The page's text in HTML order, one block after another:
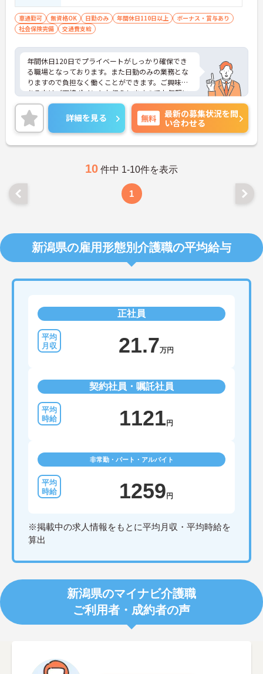
車通勤可 無資格OK 日勤のみ 年間休日110日以上
ボーナス・賞与あり
社会保険完備
交通費支給
年間休日120日でプライベートがしっかり確保でき
る職場となっております。また日勤のみの業務とな
りますので負担なく働くことができます。ご興味の
ある方はご面接ポイントお伝えしますのでお気軽に
お問い合わせください。
詳細を見る 無料
最新の募集状況を問
い合わせる
10 件中 1-10件を表示
1
新潟県の雇用形態別介護職の平均給与
正社員
21.7万円
契約社員・嘱託社員
1121 円
非常勤・パート・アルバイト
1259 円
※掲載中の求人情報をもとに平均月収・平均時給を
算出
新潟県のマイナビ介護職
ご利用者・成約者の声